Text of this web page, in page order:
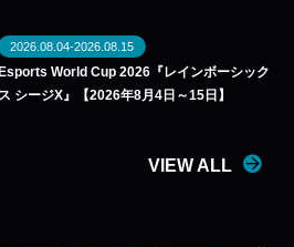
2026.08.04-2026.08.15
World Cup 2026『レインボーシック
ス シージX』【2026年8月4日～15日】
VIEW ALL